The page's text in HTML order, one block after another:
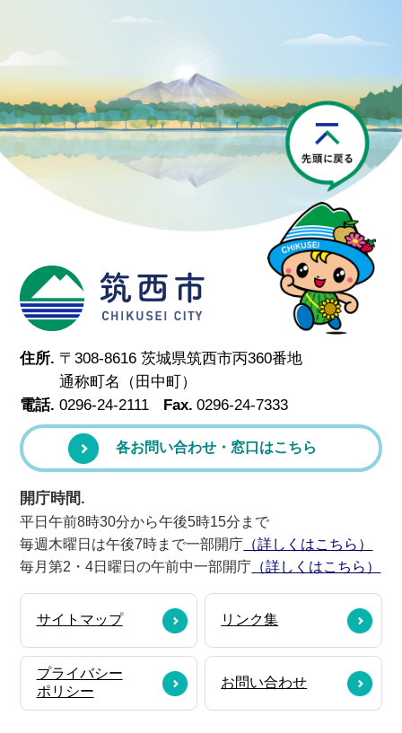
筑西市
住所. 〒308-8616 茨城県筑西市丙360番地
通称町名（田中町）
電話. 0296-24-2111 Fax. 0296-24-7333
各お問い合わせ・窓口はこちら
開庁時間.
平日午前8時30分から午後5時15分まで
毎週木曜日は午後7時まで一部開庁 （詳しくはこちら）
毎月第2・4日曜日の午前中一部開庁 （詳しくはこちら）
サイトマップ リンク集
プライバシー
ポリシー
お問い合わせ